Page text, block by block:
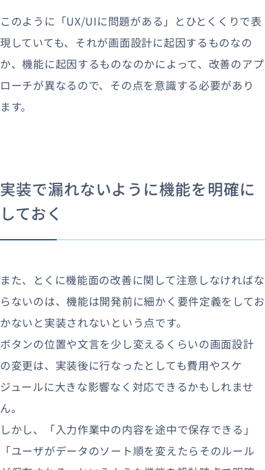
このように「UX/UIに問題がある」とひとくくりで表
現していても、それが画面設計に起因するものなの
か、機能に起因するものなのかによって、改善のアプ
ローチが異なるので、その点を意識する必要があり
ます。
実装で漏れないように機能を明確に
しておく
また、とくに機能面の改善に関して注意しなければな
らないのは、機能は開発前に細かく要件定義をしてお
かないと実装されないという点です。
ボタンの位置や文言を少し変えるくらいの画面設計
の変更は、実装後に行なったとしても費用やスケ
ジュールに大きな影響なく対応できるかもしれませ
ん。
しかし、「入力作業中の内容を途中で保存できる」
「ユーザがデータのソート順を変えたらそのルール